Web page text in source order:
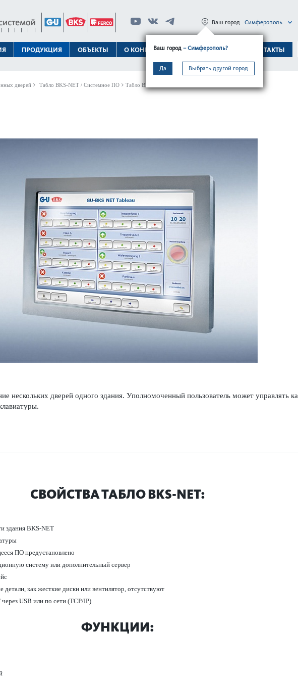
ПРОДУКЦИЯ ОБЪЕКТЫ О КОНЦЕРНЕ ТЕХПОДДЕРЖКА КОНТАКТЫ
Ваш город – Симферополь?
Да Выбрать другой город
Ваш город Симферополь
дверей Табло BKS-NET / Системное ПО Табло BKS NET
нес­кольких дверей одного здания. Уполномоченный поль­зователь может управлять
СВОЙСТВА ТАБЛО BKS-NET:
здания BKS-NET
ПО предус­танов­лено
сис­тему или дополнительный сервер
как жес­ткие диски или вентилятор, отсутствуют
USB или по сети (TCP/IP)
ФУНКЦИИ: